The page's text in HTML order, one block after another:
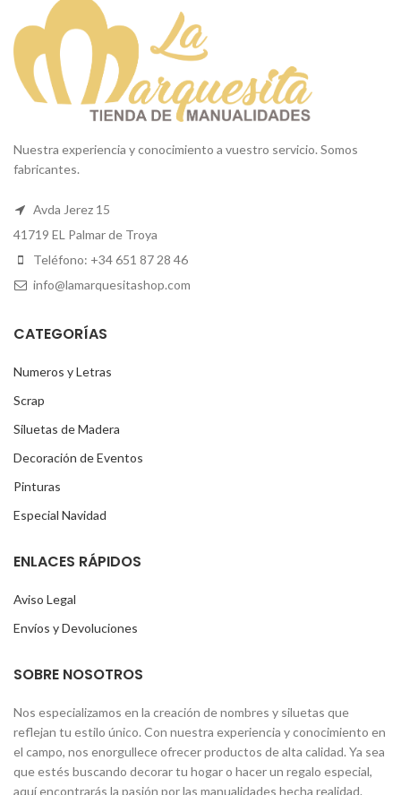
Nuestra experiencia y conocimiento a vuestro servicio. Somos
fabricantes.
Avda Jerez 15
41719 EL Palmar de Troya
Teléfono: +34 651 87 28 46
info@lamarquesitashop.com
CATEGORÍAS
Numeros y Letras
Scrap
Siluetas de Madera
Decoración de Eventos
Pinturas
Especial Navidad
ENLACES RÁPIDOS
Aviso Legal
Envíos y Devoluciones
SOBRE NOSOTROS
Nos especializamos en la creación de nombres y siluetas que
reflejan tu estilo único. Con nuestra experiencia y conocimiento en
el campo, nos enorgullece ofrecer productos de alta calidad. Ya sea
que estés buscando decorar tu hogar o hacer un regalo especial,
aquí encontrarás la pasión por las manualidades hecha realidad.